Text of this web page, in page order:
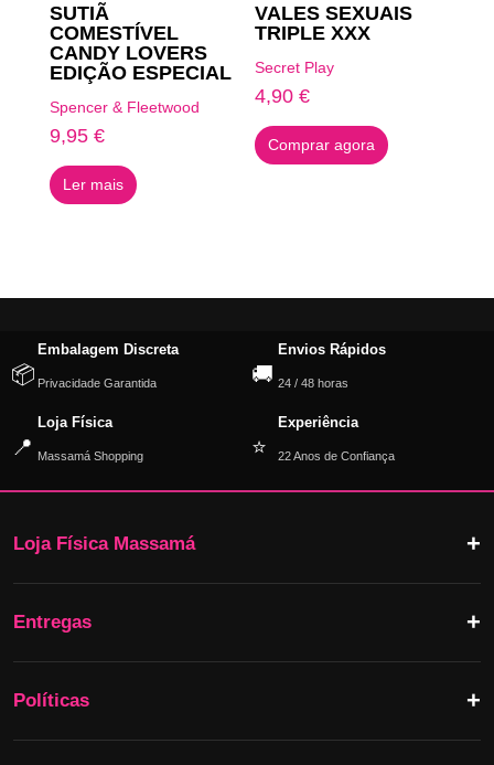
SUTIÃ
COMESTÍVEL
CANDY LOVERS
EDIÇÃO ESPECIAL
Spencer & Fleetwood
9,95 €
Ler mais
VALES SEXUAIS
TRIPLE XXX
Secret Play
4,90€
Comprar agora
📦
Embalagem Discreta
Privacidade Garantida 🚚
Envios Rápidos
24 / 48 horas
📍
Loja Física
Massamá Shopping ⭐
Experiência
22 Anos de Confiança
Loja Física Massamá
Entregas
Políticas